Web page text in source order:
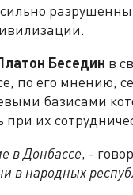
Беседин в
по его мнению,
базисами
их
в Донбассе, -
в народных